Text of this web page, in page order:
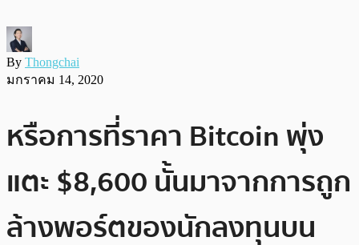
By Thongchai
มกราคม 14, 2020
หรือการที่ราคา Bitcoin พุ่ง
แตะ $8,600 นั้นมาจากการถูก
ล้างพอร์ตของนักลงทุนบน